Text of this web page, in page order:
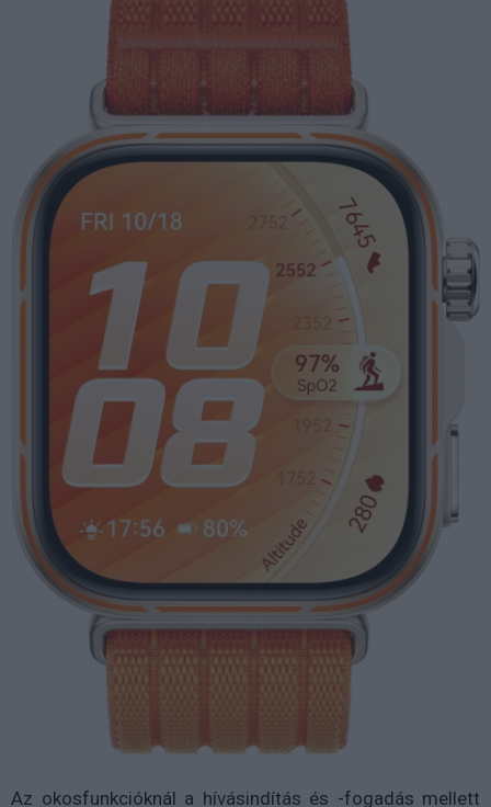
Az okosfunkcióknál a hívásindítás és -fogadás mellett